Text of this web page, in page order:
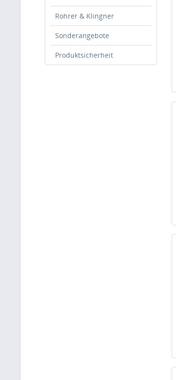
Rohrer & Klingner
Sonderangebote
Produktsicherheit